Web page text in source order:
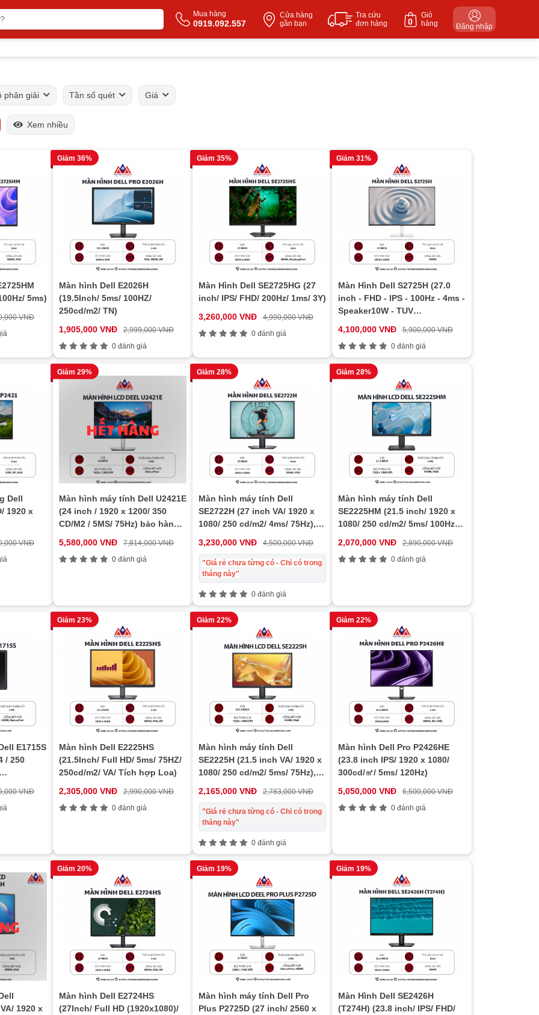
Mua hàng
0919.092.557
Cửa hàng
gần bạn
Tra cứu
đơn hàng
Giỏ
hàng
0 Đăng nhập
phân giải Tần số quét Giá
Xem nhiều
5ms)
VNĐ
Giảm 36%
Màn hình Dell E2026H
(19.5Inch/ 5ms/ 100HZ/
250cd/m2/ TN)
1,905,000 VNĐ
2,999,000 VNĐ
0 đánh giá
Giảm 35%
Màn Hình Dell SE2725HG (27
inch/ IPS/ FHD/ 200Hz/ 1ms/ 3Y)
3,260,000 VNĐ
4,990,000 VNĐ
0 đánh giá
Giảm 31%
Màn Hình Dell S2725H (27.0
inch - FHD - IPS - 100Hz - 4ms -
Speaker10W - TUV
4,100,000 VNĐ
5,900,000 VNĐ
0 đánh giá
Dell
1920 x
VNĐ
Giảm 29%
Màn hình máy tính Dell U2421E
(24 inch / 1920 x 1200/ 350
CD/M2 / 5MS/ 75Hz) bảo hành
5,580,000 VNĐ
7,814,000 VNĐ
0 đánh giá
Giảm 28%
Màn hình máy tính Dell
SE2722H (27 inch VA/ 1920 x
1080/ 250 cd/m2/ 4ms/ 75Hz),
3,230,000 VNĐ 4,500,000 VNĐ
"Giá rẻ chưa từng có - Chỉ có trong
tháng này"
0 đánh giá
Giảm 28%
Màn hình máy tính Dell
SE2225HM (21.5 inch/ 1920 x
1080/ 250 cd/m2/ 5ms/ 100Hz),
2,070,000 VNĐ
2,890,000 VNĐ
0 đánh giá
E1715S
/ 250
VNĐ
Giảm 23%
Màn hình Dell E2225HS
(21.5Inch/ Full HD/ 5ms/ 75HZ/
250cd/m2/ VA/ Tích hợp Loa)
2,305,000 VNĐ
2,990,000 VNĐ
0 đánh giá
Giảm 22%
Màn hình máy tính Dell
SE2225H (21.5 inch VA/ 1920 x
1080/ 250 cd/m2/ 5ms/ 75Hz),
2,165,000 VNĐ 2,783,000 VNĐ
"Giá rẻ chưa từng có - Chỉ có trong
tháng này"
0 đánh giá
Giảm 22%
Màn hình Dell Pro P2426HE
(23.8 inch IPS/ 1920 x 1080/
300cd/㎡/ 5ms/ 120Hz)
5,050,000 VNĐ
6,500,000 VNĐ
0 đánh giá
1920 x
Giảm 20%
Màn hình Dell E2724HS
(27Inch/ Full HD (1920x1080)/
Giảm 19%
Màn hình máy tính Dell Pro
Plus P2725D (27 inch/ 2560 x
Giảm 19%
Màn Hình Dell SE2426H
(T274H) (23.8 inch/ IPS/ FHD/